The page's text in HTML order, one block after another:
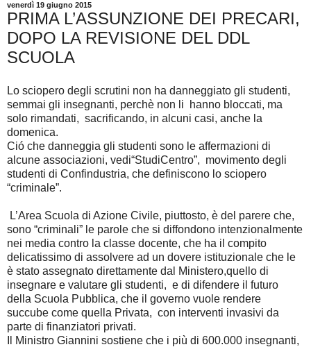
venerdì 19 giugno 2015
PRIMA L’ASSUNZIONE DEI PRECARI,
DOPO LA REVISIONE DEL DDL
SCUOLA
Lo sciopero degli scrutini non ha danneggiato gli studenti,
semmai gli insegnanti, perchè non li hanno bloccati, ma
solo rimandati, sacrificando, in alcuni casi, anche la
domenica.
Ció che danneggia gli studenti sono le affermazioni di
alcune associazioni, vedi“StudiCentro”, movimento degli
studenti di Confindustria, che definiscono lo sciopero
“criminale”.
L’Area Scuola di Azione Civile, piuttosto, è del parere che,
sono “criminali” le parole che si diffondono intenzionalmente
nei media contro la classe docente, che ha il compito
delicatissimo di assolvere ad un dovere istituzionale che le
è stato assegnato direttamente dal Ministero,quello di
insegnare e valutare gli studenti, e di difendere il futuro
della Scuola Pubblica, che il governo vuole rendere
succube come quella Privata, con interventi invasivi da
parte di finanziatori privati.
Il Ministro Giannini sostiene che i più di 600.000 insegnanti,